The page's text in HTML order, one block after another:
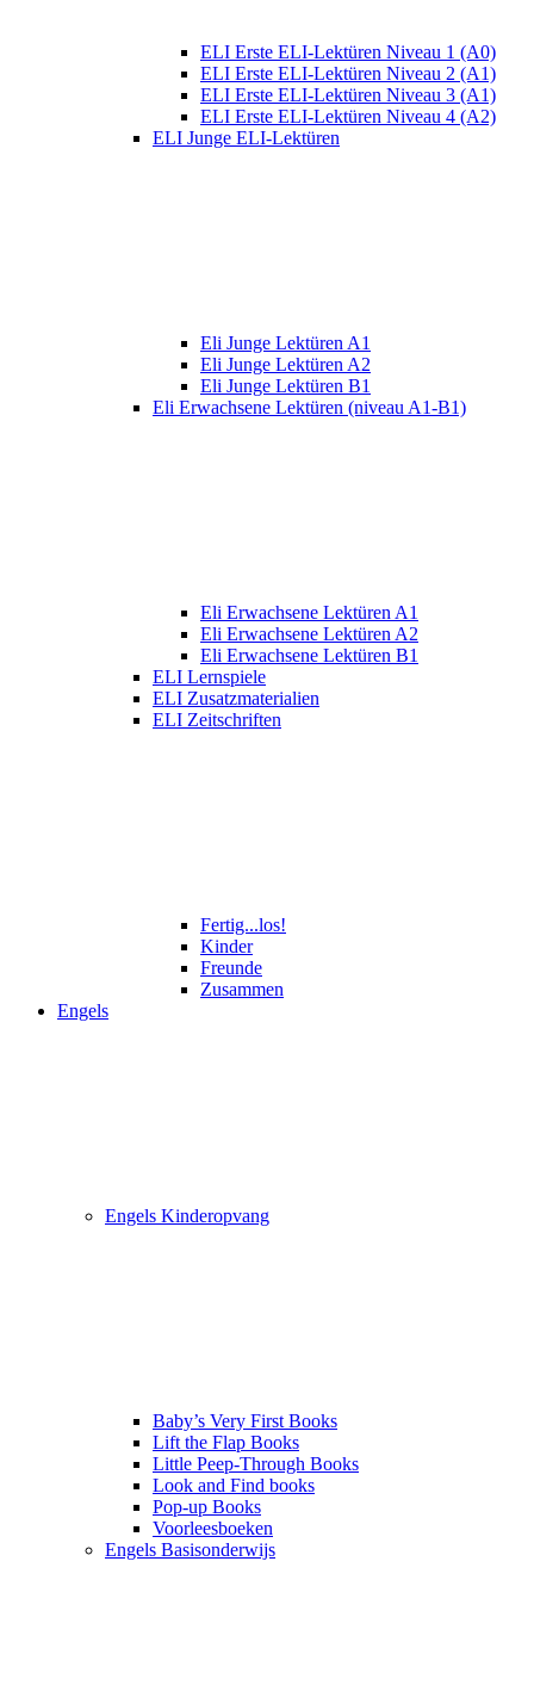
ELI Erste ELI-Lektüren Niveau 1 (A0)
ELI Erste ELI-Lektüren Niveau 2 (A1)
ELI Erste ELI-Lektüren Niveau 3 (A1)
ELI Erste ELI-Lektüren Niveau 4 (A2)
ELI Junge ELI-Lektüren
Eli Junge Lektüren A1
Eli Junge Lektüren A2
Eli Junge Lektüren B1
Eli Erwachsene Lektüren (niveau A1-B1)
Eli Erwachsene Lektüren A1
Eli Erwachsene Lektüren A2
Eli Erwachsene Lektüren B1
ELI Lernspiele
ELI Zusatzmaterialien
ELI Zeitschriften
Fertig...los!
Kinder
Freunde
Zusammen
Engels
Engels Kinderopvang
Baby’s Very First Books
Lift the Flap Books
Little Peep-Through Books
Look and Find books
Pop-up Books
Voorleesboeken
Engels Basisonderwijs